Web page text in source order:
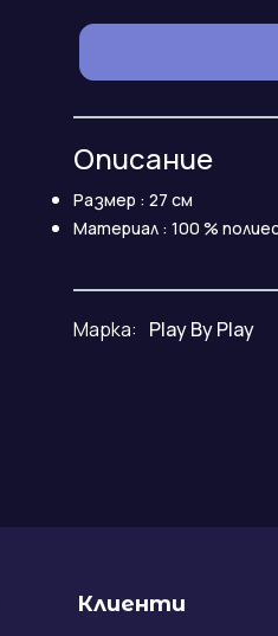
Описание
Размер : 27 см
Материал : 100 %
Марка: Play By Play
Клиенти